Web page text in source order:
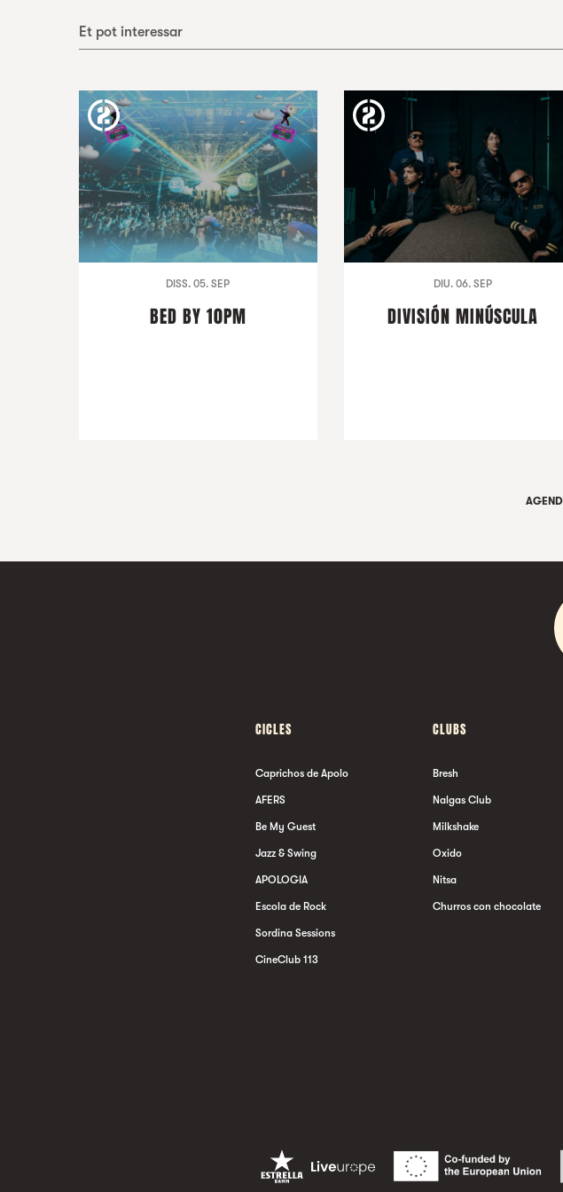
Et pot interessar
DISS. 05. SEP
BED BY 10PM
DIU. 06. SEP
DIVISIÓN MINÚSCULA
CICLES
Caprichos de Apolo
AFERS
Be My Guest
Jazz & Swing
APOLOGIA
Escola de Rock
Sordina Sessions
CineClub 113
CLUBS
Bresh
Nalgas Club
Milkshake
Oxido
Nitsa
Churros con chocolate